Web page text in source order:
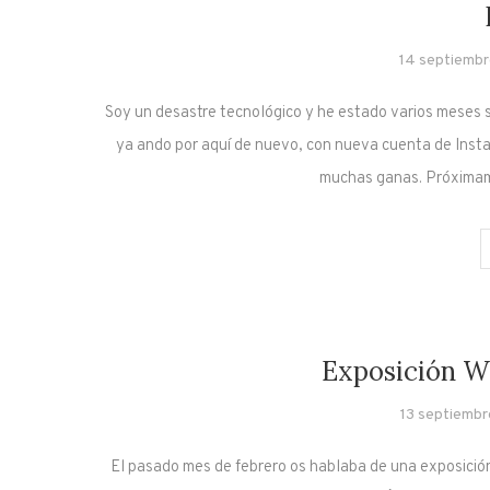
14
Soy un desastre tecnológico y he estado varios
ya ando por aquí de nuevo, con nueva cuenta de
muchas ganas.
Exposición
13
El pasado mes de febrero os hablaba de una